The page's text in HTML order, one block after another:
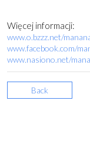
Więcej informacji:
www.o.bzzz.net/
www.facebook.com/
www.nasiono.net/
Back